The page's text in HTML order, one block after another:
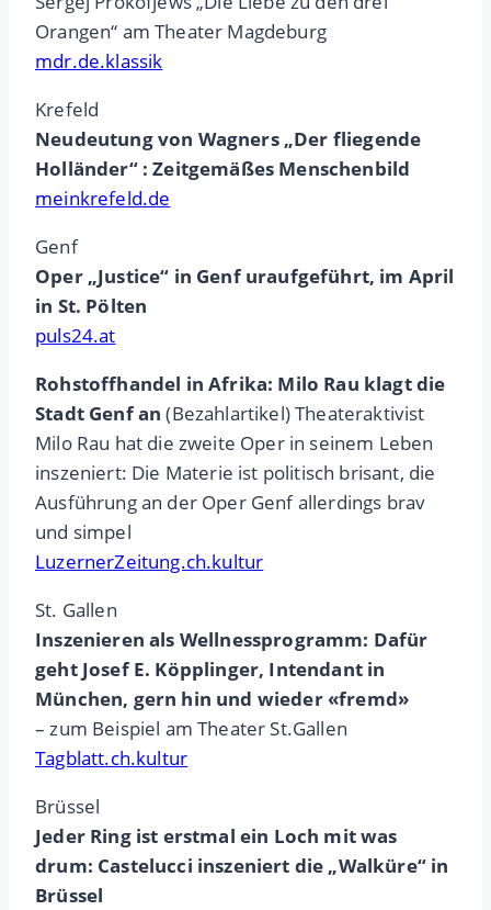
Orangen“ am Theater Magdeburg
mdr.de.klassik
Krefeld
Neudeutung von Wagners „Der fliegende
Holländer“ : Zeitgemäßes Menschenbild
meinkrefeld.de
Genf
Oper „Justice“ in Genf uraufgeführt, im April
in St. Pölten
puls24.at
Rohstoffhandel in Afrika: Milo Rau klagt die
Stadt Genf an (Bezahlartikel) Theateraktivist
Milo Rau hat die zweite Oper in seinem Leben
inszeniert: Die Materie ist politisch brisant, die
Ausführung an der Oper Genf allerdings brav
und simpel
LuzernerZeitung.ch.kultur
St. Gallen
Inszenieren als Wellnessprogramm: Dafür
geht Josef E. Köpplinger, Intendant in
München, gern hin und wieder «fremd»
– zum Beispiel am Theater St.Gallen
Tagblatt.ch.kultur
Brüssel
Jeder Ring ist erstmal ein Loch mit was
drum: Castelucci inszeniert die „Walküre“ in
Brüssel